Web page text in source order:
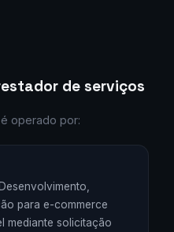
de serviços
operado por:
para e-commerce
mediante solicitação